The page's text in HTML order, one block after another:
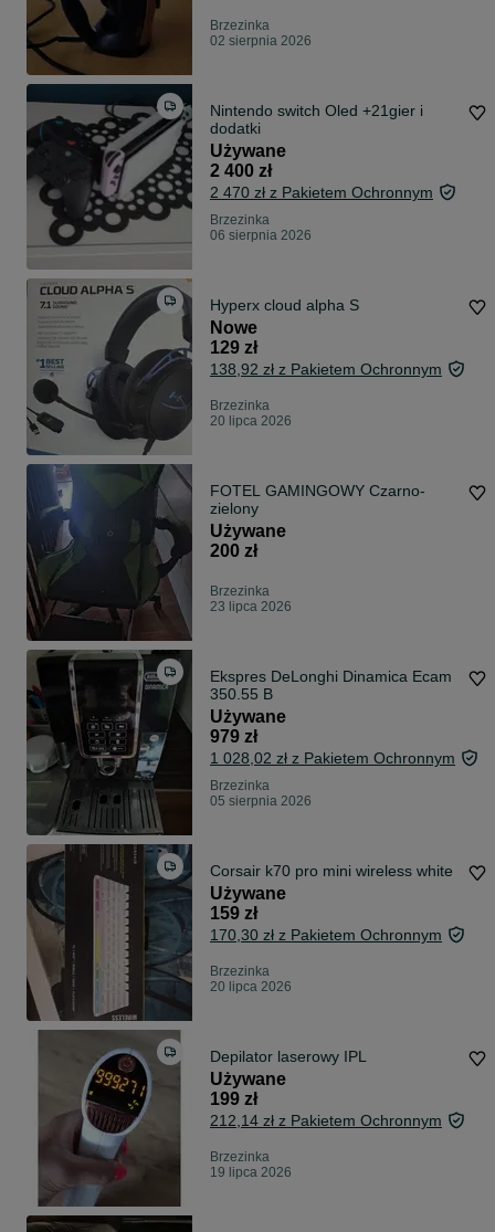
Brzezinka
02 sierpnia 2026
Nintendo switch Oled +21gier i
dodatki
Używane
2 400 zł
2 470 zł z Pakietem Ochronnym
Brzezinka
06 sierpnia 2026
Hyperx cloud alpha S
Nowe
129 zł
138,92 zł z Pakietem Ochronnym
Brzezinka
20 lipca 2026
FOTEL GAMINGOWY Czarno-
zielony
Używane
200 zł
Brzezinka
23 lipca 2026
Ekspres DeLonghi Dinamica Ecam
350.55 B
Używane
979 zł
1 028,02 zł z Pakietem Ochronnym
Brzezinka
05 sierpnia 2026
Corsair k70 pro mini wireless white
Używane
159 zł
170,30 zł z Pakietem Ochronnym
Brzezinka
20 lipca 2026
Depilator laserowy IPL
Używane
199 zł
212,14 zł z Pakietem Ochronnym
Brzezinka
19 lipca 2026